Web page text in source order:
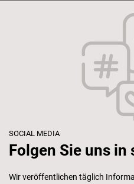
SOCIAL MEDIA
Folgen Sie uns in
Wir veröffentlichen täglich